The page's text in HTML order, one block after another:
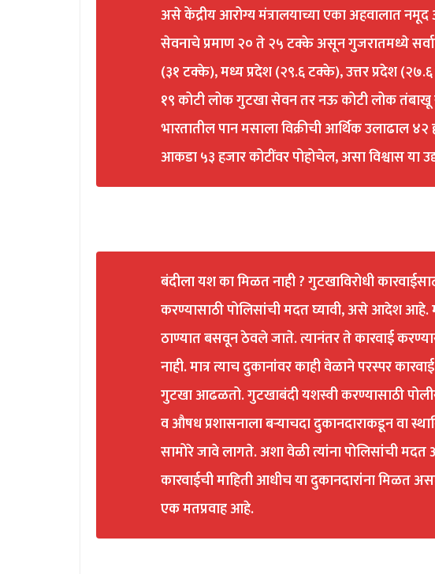
असे केंद्रीय आरोग्य मंत्रालयाच्या एका अहवालात
सेवनाचे प्रमाण २० ते २५ टक्के असून गुजरातमध्ये
(३१ टक्के), मध्य प्रदेश (२९.६ टक्के), उत्तर प्रदेश
१९ कोटी लोक गुटखा सेवन तर नऊ कोटी लोक तंबाखू
भारतातील पान मसाला विक्रीची आर्थिक उलाढाल
आकडा ५३ हजार कोटींवर पोहोचेल, असा विश्वास या
बंदीला यश का मिळत नाही ? गुटखाविरोधी
करण्यासाठी पोलिसांची मदत घ्यावी, असे आदेश आहे.
ठाण्यात बसवून ठेवले जाते. त्यानंतर ते कारवाई
नाही. मात्र त्याच दुकानांवर काही वेळाने परस्पर
गुटखा आढळतो. गुटखाबंदी यशस्वी करण्यासाठी
व औषध प्रशासनाला बऱ्याचदा दुकानदाराकडून वा
सामोरे जावे लागते. अशा वेळी त्यांना पोलिसांची
कारवाईची माहिती आधीच या दुकानदारांना मिळत
एक मतप्रवाह आहे.